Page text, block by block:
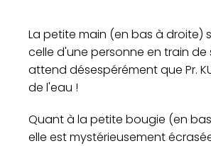
La petite main (en bas à droite)
celle d'une personne en train de
attend désespérément que Pr.
de l'eau !
Quant à la petite bougie (en
elle est mystérieusement